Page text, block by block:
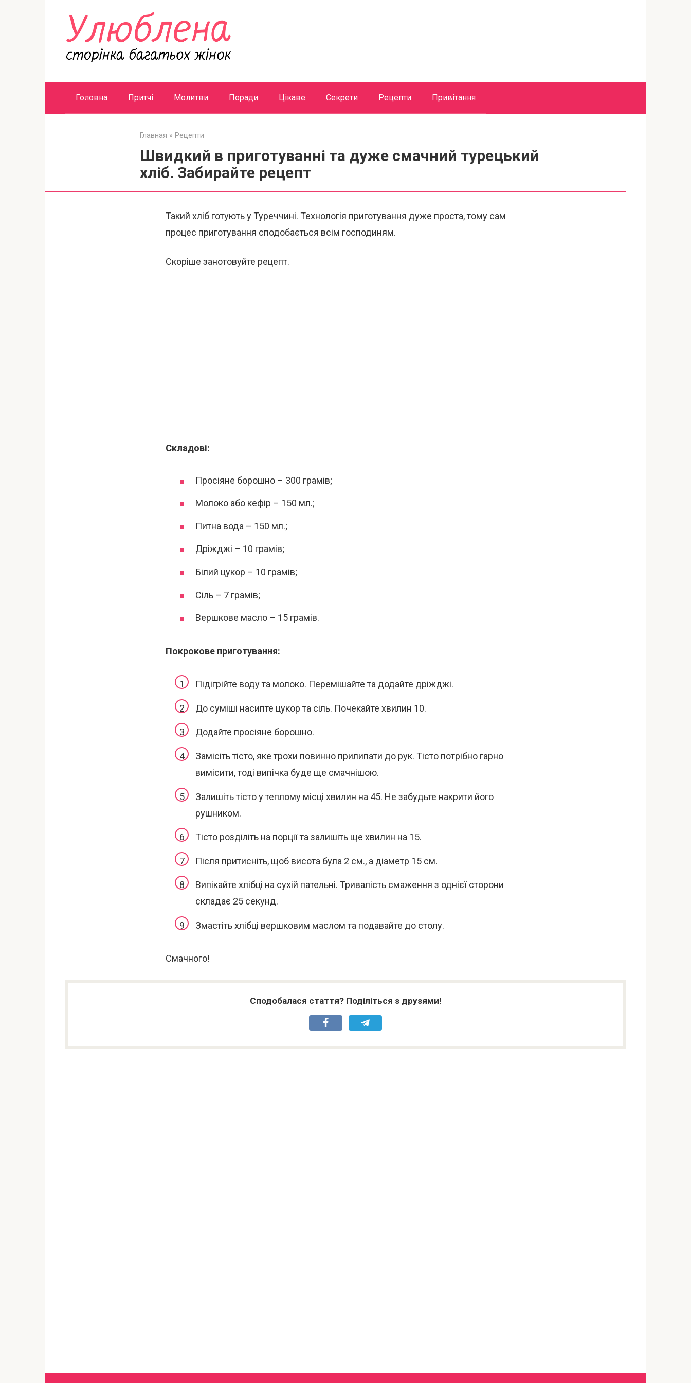
Головна Притчі Молитви Поради Цікаве Секрети Рецепти Привітання
Главная » Рецепти
Швидкий в приготуванні та дуже смачний турецький
хліб. Забирайте рецепт
Такий хліб готують у Туреччині. Технологія приготування дуже проста, тому сам
процес приготування сподобається всім господиням.
Скоріше занотовуйте рецепт.
Складові:
Просіяне борошно – 300 грамів;
Молоко або кефір – 150 мл.;
Питна вода – 150 мл.;
Дріжджі – 10 грамів;
Білий цукор – 10 грамів;
Сіль – 7 грамів;
Вершкове масло – 15 грамів.
Покрокове приготування:
Підігрійте воду та молоко. Перемішайте та додайте дріжджі.
До суміші насипте цукор та сіль. Почекайте хвилин 10.
Додайте просіяне борошно.
Замісіть тісто, яке трохи повинно прилипати до рук. Тісто потрібно гарно
вимісити, тоді випічка буде ще смачнішою.
Залишіть тісто у теплому місці хвилин на 45. Не забудьте накрити його
рушником.
Тісто розділіть на порції та залишіть ще хвилин на 15.
Після притисніть, щоб висота була 2 см., а діаметр 15 см.
Випікайте хлібці на сухій пательні. Тривалість смаження з однієї сторони
складає 25 секунд.
Змастіть хлібці вершковим маслом та подавайте до столу.
Смачного!
Сподобалася стаття? Поділіться з друзями!